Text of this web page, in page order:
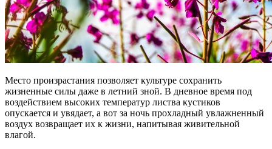
Место произрастания позволяет культуре сохранить
жизненные силы даже в летний зной. В дневное время под
воздействием высоких температур листва кустиков
опускается и увядает, а вот за ночь прохладный увлажненный
воздух возвращает их к жизни, напитывая живительной
влагой.